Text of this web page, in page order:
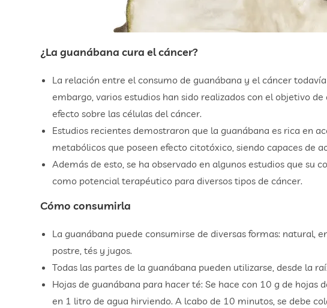
¿La guanábana cura el cáncer?
La relación entre el consumo de guanábana y el cáncer
embargo, varios estudios han sido realizados con el objetivo
efecto sobre las células del cáncer.
Estudios recientes demostraron que la guanábana es rica en
metabólicos que poseen efecto citotóxico, siendo capaces de
Además de esto, se ha observado en algunos estudios que su
como potencial terapéutico para diversos tipos de cáncer.
Cómo consumirla
La guanábana puede consumirse de diversas formas: natural,
postre, tés y jugos.
Todas las partes de la guanábana pueden utilizarse, desde la
Hojas de guanábana para hacer té: Se hace con 10 g de hojas
en 1 litro de agua hirviendo. A lcabo de 10 minutos, se debe